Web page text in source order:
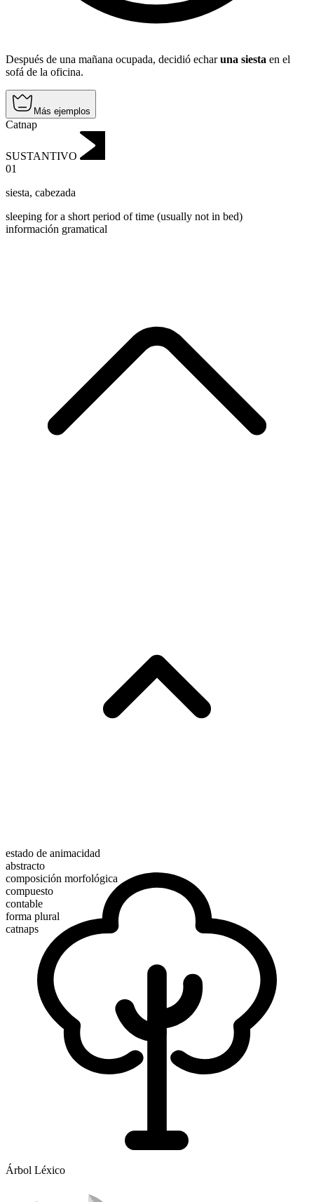
Después de una mañana ocupada, decidió echaruna siesta en el
sofá de la oficina.
Más ejemplos
Catnap
SUSTANTIVO
01
siesta, cabezada
sleeping for a short period of time (usually not in bed)
información gramatical
estado de animacidad
abstracto
composición morfológica
compuesto
contable
forma plural
catnaps
Árbol Léxico